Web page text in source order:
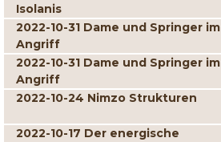
Isolanis
2022-10-31 Dame und Springer im
Angriff
2022-10-31 Dame und Springer im
Angriff
2022-10-24 Nimzo Strukturen
2022-10-17 Der energische